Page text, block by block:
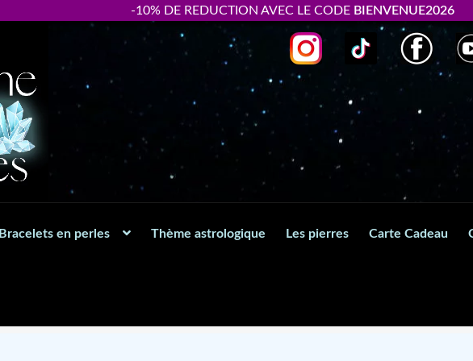
-10% DE REDUCTION AVEC LE CODE BIENVENUE2026
Bracelets en perles Thème astrologique Les pierres Carte Cadeau